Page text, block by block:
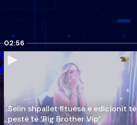
02:56
Selin shpallet fituese e edicionit të
pestë të ‘Big Brother Vip’